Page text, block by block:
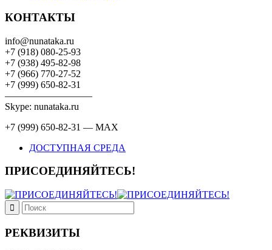
КОНТАКТЫ
info@nunataka.ru
+7 (918) 080-25-93
+7 (938) 495-82-98
+7 (966) 770-27-52
+7 (999) 650-82-31
—————————
Skype: nunataka.ru
+7 (999) 650-82-31 — MAX
ДОСТУПНАЯ СРЕДА
ПРИСОЕДИНЯЙТЕСЬ!
РЕКВИЗИТЫ